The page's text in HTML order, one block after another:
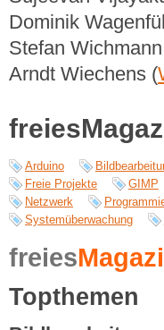
Dominik
Stefan
Arndt Wiechens (
Arduino
Freie Projekte
GIMP
Netzwerk
Systemüberwachung
freies
Topthemen